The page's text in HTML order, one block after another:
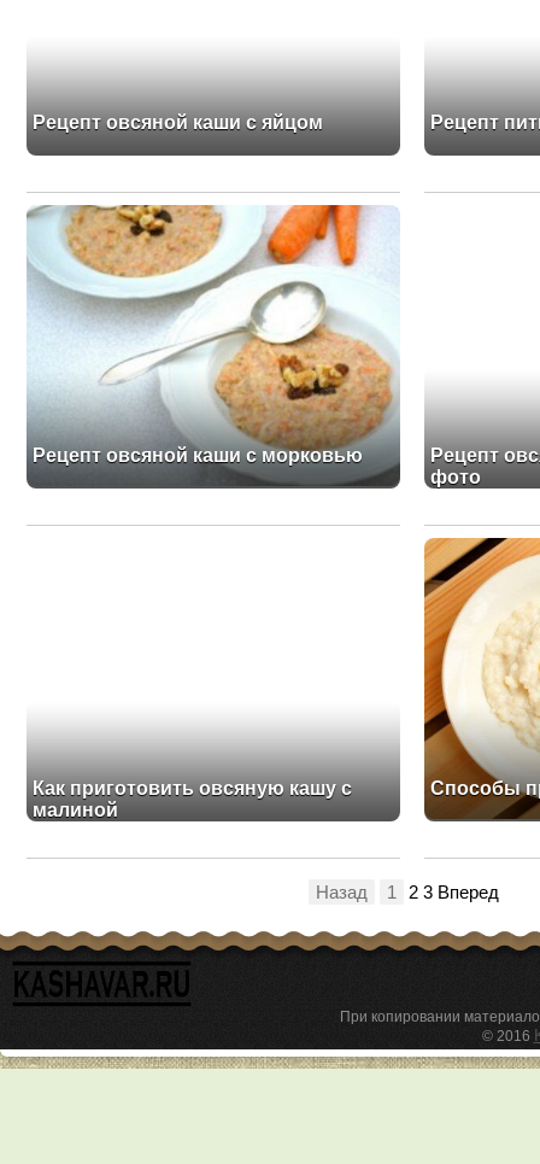
Рецепт овсяной каши с яйцом Рецепт
Рецепт овсяной каши с морковью
Рецепт
фото
Как приготовить овсяную кашу с
малиной
Способы
Назад 1 2 3 Вперед
При копировании
© 2016